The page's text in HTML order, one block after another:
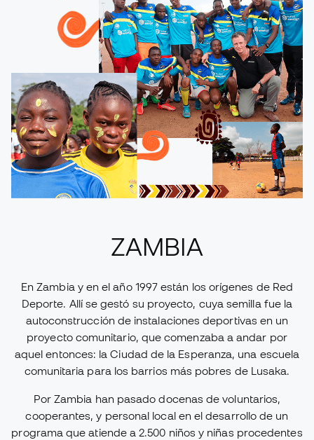
ZAMBIA
En Zambia y en el año 1997 están los orígenes de Red
Deporte. Allí se gestó su proyecto, cuya semilla fue la
autoconstrucción de instalaciones deportivas en un
proyecto comunitario, que comenzaba a andar por
aquel entonces: la Ciudad de la Esperanza, una escuela
comunitaria para los barrios más pobres de Lusaka.
Por Zambia han pasado docenas de voluntarios,
cooperantes, y personal local en el desarrollo de un
programa que atiende a 2.500 niños y niñas procedentes